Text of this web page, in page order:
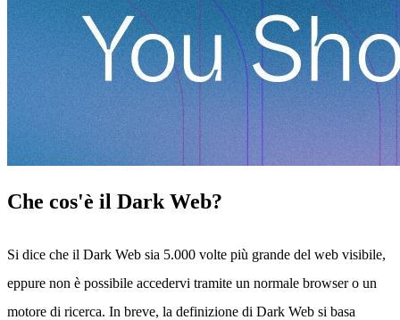
Che cos'è il Dark Web?
Si dice che il Dark Web sia 5.000 volte più grande del web visibile,
eppure non è possibile accedervi tramite un normale browser o un
motore di ricerca. In breve, la definizione di Dark Web si basa